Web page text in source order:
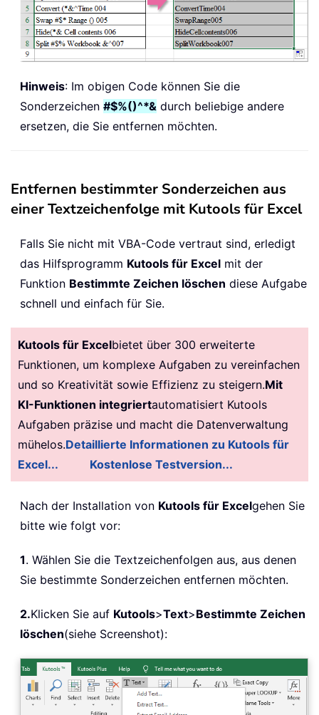
Hinweis: Im obigen Code können Sie die
Sonderzeichen #$%()^*& durch beliebige andere
ersetzen, die Sie entfernen möchten.
Entfernen bestimmter Sonderzeichen aus
einer Textzeichenfolge mit Kutools für Excel
Falls Sie nicht mit VBA-Code vertraut sind, erledigt
das Hilfsprogramm Kutools für Excel mit der
Funktion Bestimmte Zeichen löschen diese Aufgabe
schnell und einfach für Sie.
Kutools für Excelbietet über 300 erweiterte
Funktionen, um komplexe Aufgaben zu vereinfachen
und so Kreativität sowie Effizienz zu steigern.Mit
KI-Funktionen integriertautomatisiert Kutools
Aufgaben präzise und macht die Datenverwaltung
mühelos.Detaillierte Informationen zu Kutools für
Excel...
Kostenlose Testversion...
Nach der Installation von Kutools für Excelgehen Sie
bitte wie folgt vor:
1. Wählen Sie die Textzeichenfolgen aus, aus denen
Sie bestimmte Sonderzeichen entfernen möchten.
2.Klicken Sie auf Kutools>Text>Bestimmte Zeichen
löschen(siehe Screenshot):